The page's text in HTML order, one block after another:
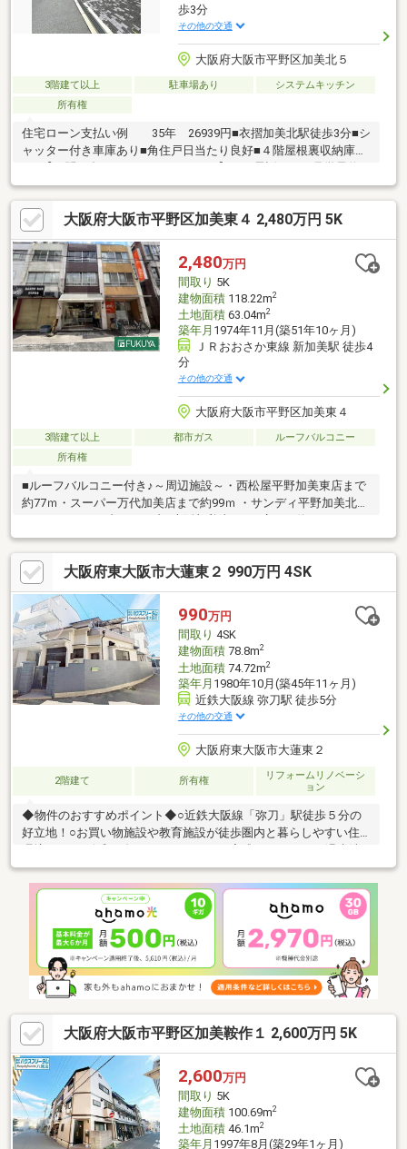
歩3分
その他の交通
大阪府大阪市平野区加美北５
3階建て以上 駐車場あり
システムキッチン
所有権
住宅ローン支払い例 35年 26939円■衣摺加美北駅徒歩3分■シ
ャッター付き車庫あり■角住戸日当たり良好■４階屋根裏収納庫付
をクリックしてください。
大阪府大阪市平野区加美東４ 2,480万円 5K
2,480万円
間取り 5K
建物面積118.22m2
土地面積63.04m2
築年月 1974年11月(築51年10ヶ月)
ＪＲおおさか東線 新加美駅 徒歩4
分
その他の交通
大阪府大阪市平野区加美東４
3階建て以上 都市ガス
ルーフバルコニー
所有権
■ルーフバルコニー付き♪～周辺施設～・西松屋平野加美東店まで
約77ｍ・スーパー万代加美店まで約99ｍ ・サンディ平野加美北店
ーソン平野加美東一丁目店まで約172m ・サンドラッグ加美店ま
で約46m・コーナンPRO平野店まで約690m ・ジョーシン平野加美
店まで約1033m 周辺施設、充実しております♪お気軽にお問合せ
ください♪
大阪府東大阪市大蓮東２ 990万円 4SK
990万円
間取り 4SK
建物面積78.8m2
土地面積74.72m2
築年月 1980年10月(築45年11ヶ月)
近鉄大阪線 弥刀駅 徒歩5分
その他の交通
大阪府東大阪市大蓮東２
2階建て 所有権
リフォームリノベーシ
ョン
◆物件のおすすめポイント◆○近鉄大阪線「弥刀」駅徒歩５分の
好立地！○お買い物施設や教育施設が徒歩圏内と暮らしやすい住
浄便座交換 ・給湯器交換・クロス張替 ・CF張替 ・畳表
替 ・襖張替・障子張替 ・内壁塗装 ・塀塗装◆会社の特徴◆
ハウスフリーダムは【東証スタンダード上場企業】です！不動産
購入や住宅ローンについては、ハウスフリーダムにお任せ下さい
♪（ご来店の際は、店舗に駐車場を完備しております）
大阪府大阪市平野区加美鞍作１ 2,600万円 5K
2,600万円
間取り 5K
建物面積100.69m2
土地面積46.1m2
築年月 1997年8月(築29年1ヶ月)